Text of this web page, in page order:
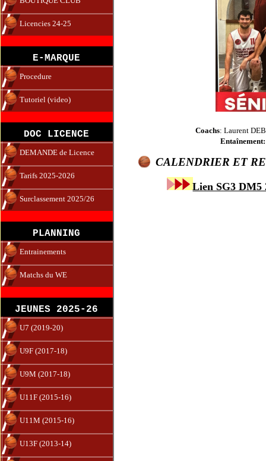
Licencies 24-25
E-MARQUE
Procedure
Tutoriel (video)
DOC LICENCE
DEMANDE de Licence
Tarifs 2025-2026
Surclassement 2025/26
PLANNING
Entrainements
Matchs du WE
JEUNES 2025-26
U7 (2019-20)
U9F (2017-18)
U9M (2017-18)
U11F (2015-16)
U11M (2015-16)
U13F (2013-14)
Coachs: Laurent
Entaînement:
CALENDRIER ET
Lien SG3 DM5